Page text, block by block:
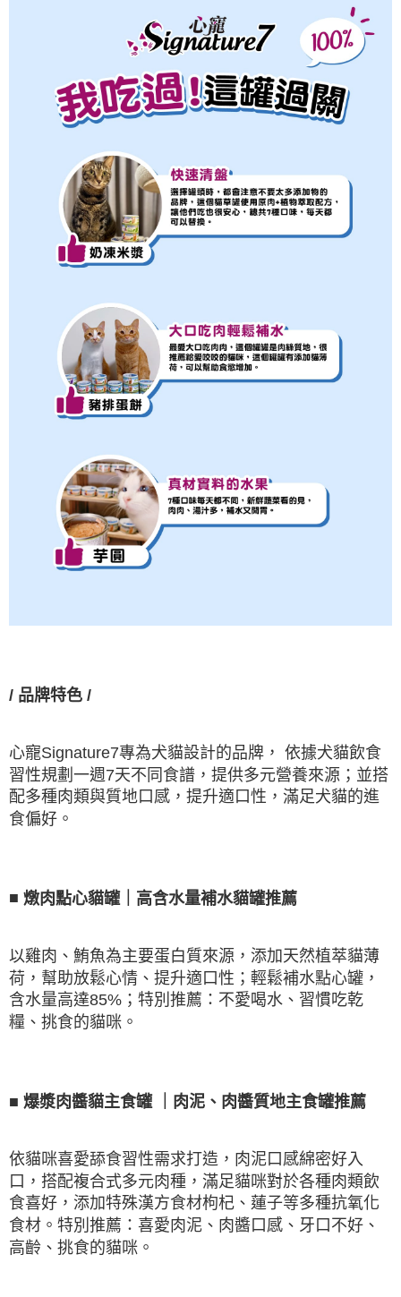
/ 品牌特色 /
心寵Signature7專為犬貓設計的品牌， 依據犬貓飲食
習性規劃一週7天不同食譜，提供多元營養來源；並搭
配多種肉類與質地口感，提升適口性，滿足犬貓的進
食偏好。
■ 燉肉點心貓罐｜高含水量補水貓罐推薦
以雞肉、鮪魚為主要蛋白質來源，添加天然植萃貓薄
荷，幫助放鬆心情、提升適口性；輕鬆補水點心罐，
含水量高達85% ；特別推薦：不愛喝水、習慣吃乾
糧、挑食的貓咪。
■ 爆漿肉醬貓主食罐 ｜肉泥、肉醬質地主食罐推薦
依貓咪喜愛舔食習性需求打造，肉泥口感綿密好入
口，搭配複合式多元肉種，滿足貓咪對於各種肉類飲
食喜好，添加特殊漢方食材枸杞、蓮子等多種抗氧化
食材。特別推薦：喜愛肉泥、肉醬口感、牙口不好、
高齡、挑食的貓咪。